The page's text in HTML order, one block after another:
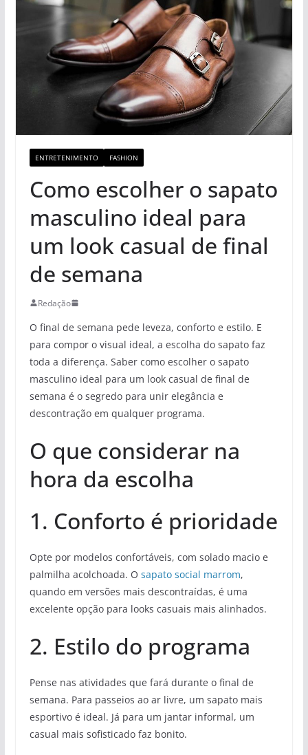
ENTRETENIMENTO FASHION
Como escolher o sapato
masculino ideal para
um look casual de final
de semana
Redação
O final de semana pede leveza, conforto e estilo. E
para compor o visual ideal, a escolha do sapato faz
toda a diferença. Saber como escolher o sapato
masculino ideal para um look casual de final de
semana é o segredo para unir elegância e
descontração em qualquer programa.
O que considerar na
hora da escolha
1. Conforto é prioridade
Opte por modelos confortáveis, com solado macio e
palmilha acolchoada. O sapato social marrom,
quando em versões mais descontraídas, é uma
excelente opção para looks casuais mais alinhados.
2. Estilo do programa
Pense nas atividades que fará durante o final de
semana. Para passeios ao ar livre, um sapato mais
esportivo é ideal. Já para um jantar informal, um
casual mais sofisticado faz bonito.